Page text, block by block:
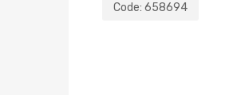
Code: 658694